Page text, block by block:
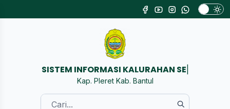
SISTEM IN|
Kap. Pleret Kab. Bantul